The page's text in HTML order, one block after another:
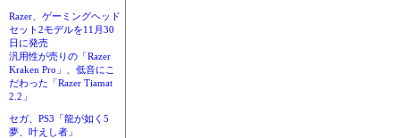
Razer、ゲーミングヘッド
セット2モデルを11月30
日に発売
汎用性が売りの「Razer
Kraken Pro」、低音にこ
だわった「Razer Tiamat
2.2」
セガ、PS3「龍が如く5
夢、叶えし者」